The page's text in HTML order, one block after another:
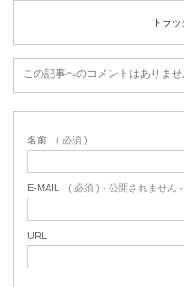
トラ
この記事へのコメントはありませ
名前 ( 必須 )
E-MAIL ( 必須 ) - 公開されません -
URL